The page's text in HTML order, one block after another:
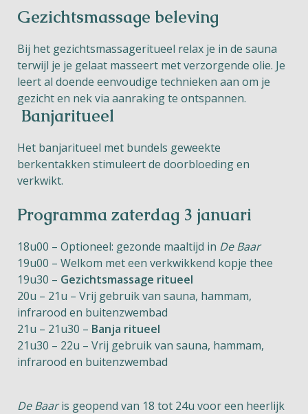
Gezichtsmassage beleving
Bij het gezichtsmassageritueel relax je in de sauna
terwijl je je gelaat masseert met verzorgende olie. Je
leert al doende eenvoudige technieken aan om je
gezichten nekvia aanrakingte ontspannen.
Banjaritueel
Het banjaritueel met bundels geweekte
berkentakken stimuleertde doorbloeding en
verkwikt.
Programma zaterdag 3 januari
18u00 – Optioneel: gezonde maaltijd in De Baar
19u00 – Welkom met een verkwikkend kopje thee
19u30 – Gezichtsmassage ritueel
20u – 21u – Vrij gebruik van sauna, hammam,
infrarood en buitenzwembad
21u – 21u30 – Banja ritueel
21u30 – 22u – Vrij gebruik van sauna, hammam,
infrarood en buitenzwembad
De Baaris geopend van 18 tot 24u voor een heerlijk